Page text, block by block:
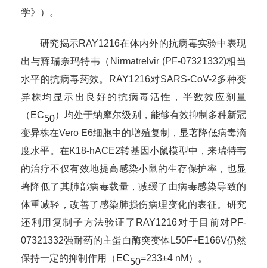
学》 ） 。
研究揭示RAY1216在体内外的抗病毒实验中表现
出与辉瑞奈玛特韦（Nirmatrelvir (PF-07321332)相当
水平的抗病毒药效。RAY1216对SARS-CoV-2多种变
异株均显示出良好的抗病毒活性，半数效应剂量
（ EC50）均处于纳摩尔级别 ， 能够有效抑制 多种新冠
变异株在Vero E6细胞中的增殖复制，显著降低病毒滴
度水平。在K18-hACE2转基因小鼠模型中，来瑞特韦
的治疗不仅有效地提高感染小鼠的生存保护率，也显
著降低了其肺部病毒载量，减缓了由病毒感染导致的
体重减轻 ，改善了感染肺损伤病理变化的表征。研究
还利用 复制子方法验证了 RAY1216对于目前对 PF-
07321332强耐药的主蛋白酶突变体L50F+E166V仍然
保持一定的抑制作用（ EC50=233±4 nM）。